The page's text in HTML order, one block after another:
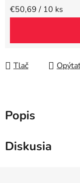
Jednotková cena:
€50,69 / 10 ks
Tlač
Popis
Diskusia